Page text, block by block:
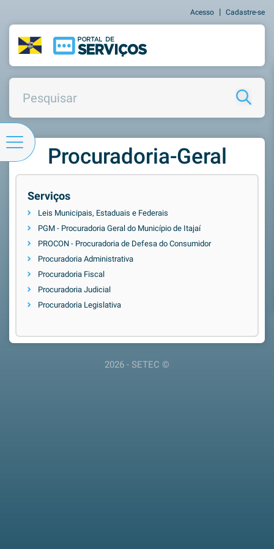
Acesso | Cadastre-se
Procuradoria-Geral
Serviços
Leis Municipais, Estaduais e Federais
PGM - Procuradoria Geral do Município de Itajaí
PROCON - Procuradoria de Defesa do Consumidor
Procuradoria Administrativa
Procuradoria Fiscal
Procuradoria Judicial
Procuradoria Legislativa
2026 - SETEC ©